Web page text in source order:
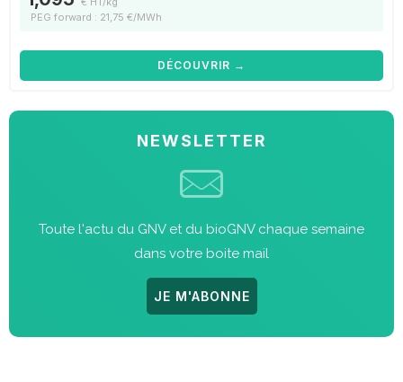
PEG forward : 21,75 €/MWh
DÉCOUVRIR →
NEWSLETTER
Toute l'actu du GNV et du bioGNV chaque semaine
dans votre boite mail
JE M'ABONNE